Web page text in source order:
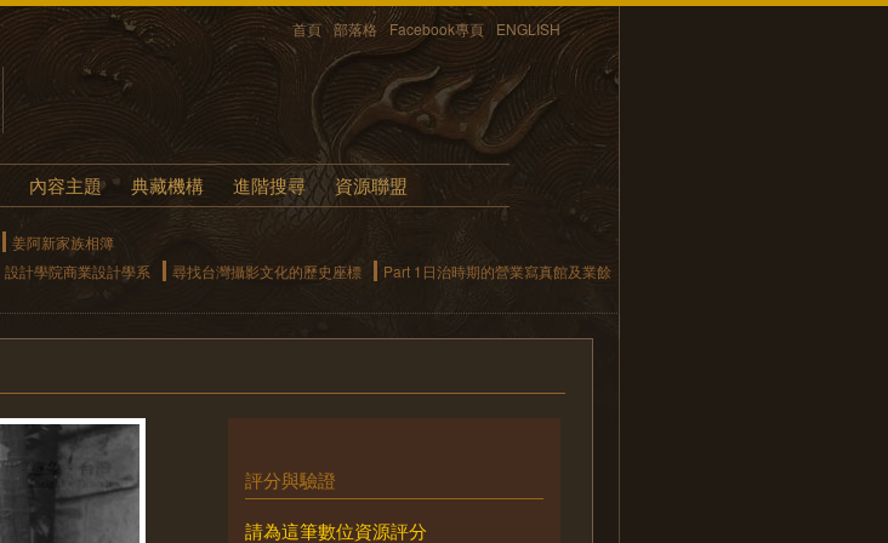
首頁 部落格 Facebook專頁 ENGLISH
內容主題 典藏機構 進階搜尋 資源聯盟
姜阿新家族相簿
設計學院商業設計學系 尋找台灣攝影文化的歷史座標
Part 1日治時期的營業寫真館及業餘
評分與驗證
請為這筆數位資源評分